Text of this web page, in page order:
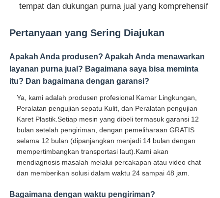
tempat dan dukungan purna jual yang komprehensif
Pertanyaan yang Sering Diajukan
Apakah Anda produsen? Apakah Anda menawarkan
layanan purna jual? Bagaimana saya bisa meminta
itu? Dan bagaimana dengan garansi?
Ya, kami adalah produsen profesional Kamar Lingkungan,
Peralatan pengujian sepatu Kulit, dan Peralatan pengujian
Karet Plastik.Setiap mesin yang dibeli termasuk garansi 12
bulan setelah pengiriman, dengan pemeliharaan GRATIS
selama 12 bulan (dipanjangkan menjadi 14 bulan dengan
mempertimbangkan transportasi laut).Kami akan
mendiagnosis masalah melalui percakapan atau video chat
dan memberikan solusi dalam waktu 24 sampai 48 jam.
Bagaimana dengan waktu pengiriman?